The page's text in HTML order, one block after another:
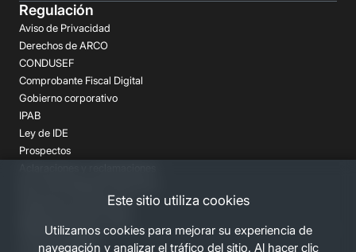
Este sitio utiliza cookies
Utilizamos cookies para mejorar su experiencia de
navegación y analizar el tráfico del sitio. Al hacer clic
Regulación
Aviso de Privacidad
Derechos de ARCO
CONDUSEF
Comprobante Fiscal Digital
Gobierno corporativo
IPAB
Ley de IDE
Prospectos
Despachos de Cobranza
Términos Legales